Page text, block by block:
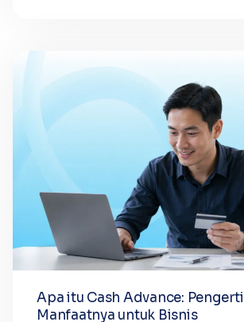
Apa itu Cash Advance:
Manfaatnya untuk Bisnis